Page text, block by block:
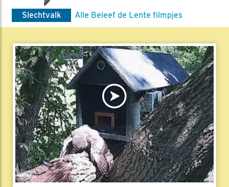
Slechtvalk Alle Beleef de Lente filmpjes